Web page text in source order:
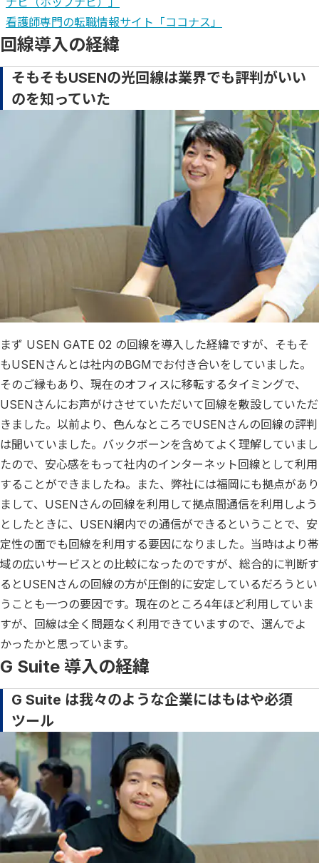
看護師専門の転職情報サイト「ココナス」
回線導入の経緯
そもそもUSENの光回線は業界でも評判がいい
のを知っていた
まず USEN GATE 02 の回線を導入した経緯ですが、そもそ
もUSENさんとは社内のBGMでお付き合いをしていました。
そのご縁もあり、現在のオフィスに移転するタイミングで、
USENさんにお声がけさせていただいて回線を敷設していただ
きました。以前より、色んなところでUSENさんの回線の評判
は聞いていました。バックボーンを含めてよく理解していまし
たので、安心感をもって社内のインターネット回線として利用
することができましたね。また、弊社には福岡にも拠点があり
まして、USENさんの回線を利用して拠点間通信を利用しよう
としたときに、USEN網内での通信ができるということで、安
定性の面でも回線を利用する要因になりました。当時はより帯
域の広いサービスとの比較になったのですが、総合的に判断す
るとUSENさんの回線の方が圧倒的に安定しているだろうとい
うことも一つの要因です。現在のところ4年ほど利用していま
すが、回線は全く問題なく利用できていますので、選んでよ
かったかと思っています。
G Suite 導入の経緯
G Suite は我々のような企業にはもはや必須
ツール